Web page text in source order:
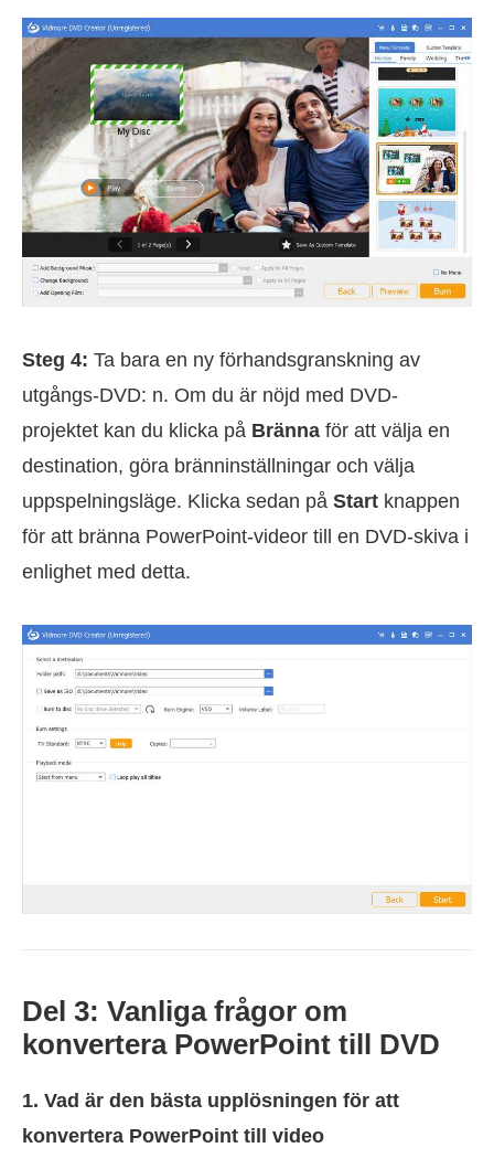
Steg 4: Ta bara en ny förhandsgranskning av
utgångs-DVD: n. Om du är nöjd med DVD-
projektet kan du klicka på Bränna för att välja en
destination, göra bränninställningar och välja
uppspelningsläge. Klicka sedan på Start knappen
för att bränna PowerPoint-videor till en DVD-skiva i
enlighet med detta.
Del 3: Vanliga frågor om
konvertera PowerPoint till DVD
1. Vad är den bästa upplösningen för att
konvertera PowerPoint till video